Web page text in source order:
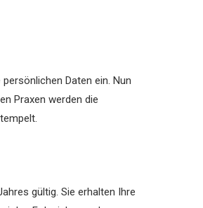
Daten ein. Nun
Praxen werden die
gültig. Sie erhalten Ihre